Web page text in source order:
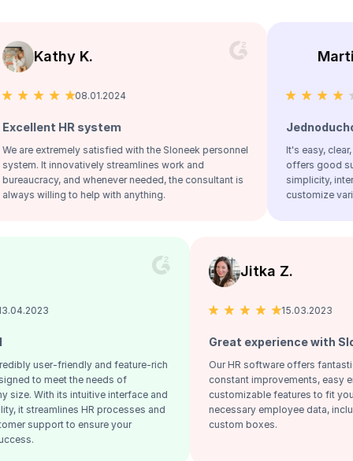
K.
08.01.2024
HR system
satisfied with the Sloneek personnel
streamlines work and
and whenever needed, the consultant is
to help with anything.
Martin B.
Jednoduchosť a
It's easy, clear, includes
offers good support.
simplicity,
customize various
HR tool
our incredibly user-friendly and feature-rich
designed to meet the needs of
of any size. With its intuitive interface and
functionality, it streamlines HR processes and
great customer support to ensure your
success.
Great
Our HR software
constant
customizable
necessary
custom boxes.